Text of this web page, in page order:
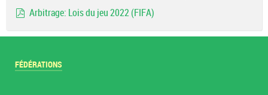
Arbitrage: Lois du jeu 2022 (FIFA)
FÉDÉRATIONS